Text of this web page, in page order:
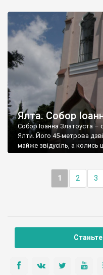
Ялта. Собор
Собор Іоанна Златоуста –
Ялти. Його 45-метрова
майже звідусіль, а колись
1 2 3